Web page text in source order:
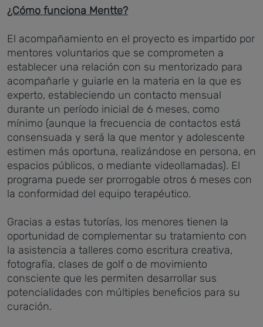
¿Cómo funciona Mentte?
El acompañamiento en el proyecto es impartido por
mentores voluntarios que se comprometen a
establecer una relación con su mentorizado para
acompañarle y guiarle en la materia en la que es
experto, estableciendo un contacto mensual
durante un período inicial de 6 meses, como
mínimo (aunque la frecuencia de contactos está
consensuada y será la que mentor y adolescente
estimen más oportuna, realizándose en persona, en
espacios públicos, o mediante videollamadas). El
programa puede ser prorrogable otros 6 meses con
la conformidad del equipo terapéutico.
Gracias a estas tutorías, los menores tienen la
oportunidad de complementar su tratamiento con
la asistencia a talleres como escritura creativa,
fotografía, clases de golf o de movimiento
consciente que les permiten desarrollar sus
potencialidades con múltiples beneficios para su
curación.